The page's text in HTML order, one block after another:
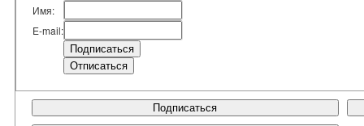
Имя:
E-mail:
Подписаться